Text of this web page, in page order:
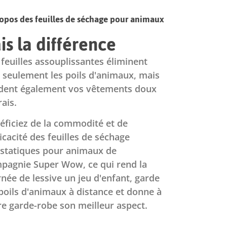
des feuilles de séchage pour animaux
la différence
feuilles assouplissantes éliminent
seulement les poils d'animaux, mais
également vos vêtements doux
de la commodité et de
des feuilles de séchage
pour animaux de
Super Wow, ce qui rend la
de lessive un jeu d'enfant, garde
d'animaux à distance et donne à
garde-robe son meilleur aspect.